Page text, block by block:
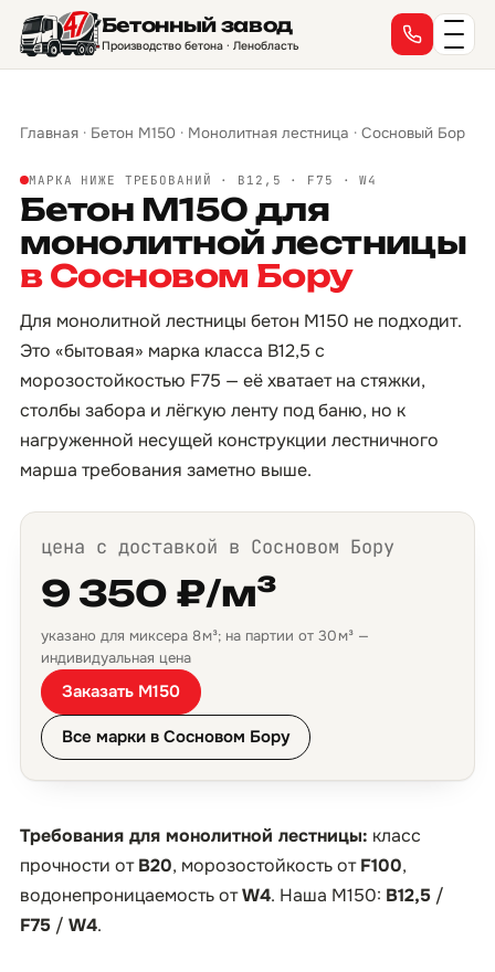
Бетонный завод
Производство бетона · Ленобласть
Главная · Бетон М150 · Монолитная лестница · Сосновый Бор
МАРКА НИЖЕ ТРЕБОВАНИЙ · B12,5 · F75 · W4
Бетон М150 для
монолитной лестницы
в Сосновом Бору
Для монолитной лестницы бетон М150 не подходит.
Это «бытовая» марка класса B12,5 с
морозостойкостью F75 — её хватает на стяжки,
столбы забора и лёгкую ленту под баню, но к
нагруженной несущей конструкции лестничного
марша требования заметно выше.
цена с доставкой в Сосновом Бору
9 350 ₽/м³
указано для миксера 8 м³; на партии от 30 м³ —
индивидуальная цена
Заказать М150
Все марки в Сосновом Бору
Требования для монолитной лестницы: класс
прочности отB20, морозостойкость отF100,
водонепроницаемость отW4. Наша М150: B12,5 /
F75 / W4.